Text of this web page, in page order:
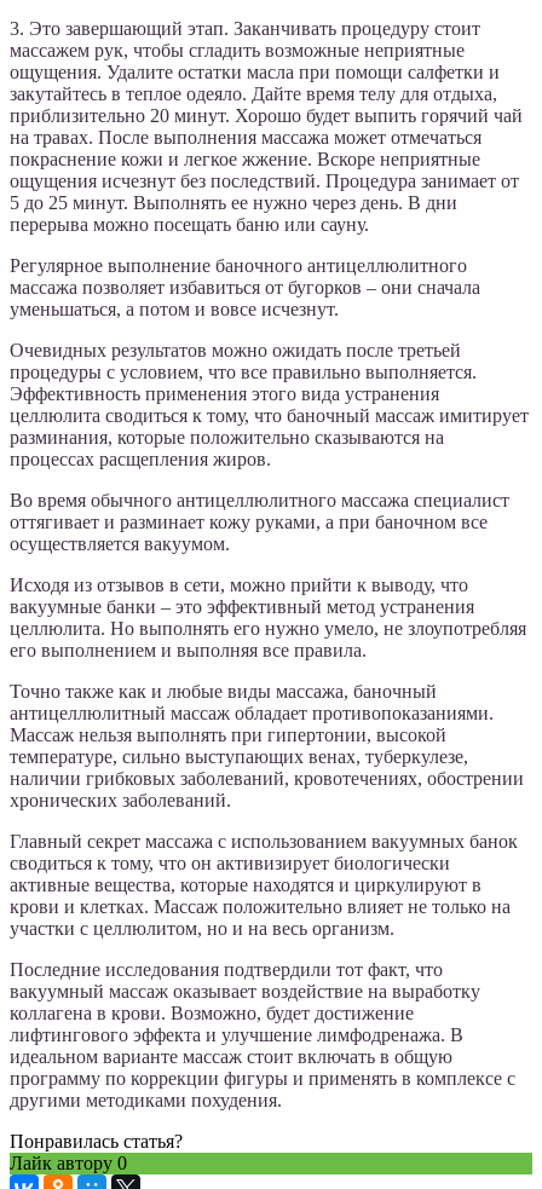
3. Это завершающий этап. Заканчивать процедуру стоит
массажем рук, чтобы сгладить возможные неприятные
ощущения. Удалите остатки масла при помощи салфетки и
закутайтесь в теплое одеяло. Дайте время телу для отдыха,
приблизительно 20 минут. Хорошо будет выпить горячий чай
на травах. После выполнения массажа может отмечаться
покраснение кожи и легкое жжение. Вскоре неприятные
ощущения исчезнут без последствий. Процедура занимает от
5 до 25 минут. Выполнять ее нужно через день. В дни
перерыва можно посещать баню или сауну.
Регулярное выполнение баночного антицеллюлитного
массажа позволяет избавиться от бугорков – они сначала
уменьшаться, а потом и вовсе исчезнут.
Очевидных результатов можно ожидать после третьей
процедуры с условием, что все правильно выполняется.
Эффективность применения этого вида устранения
целлюлита сводиться к тому, что баночный массаж имитирует
разминания, которые положительно сказываются на
процессах расщепления жиров.
Во время обычного антицеллюлитного массажа специалист
оттягивает и разминает кожу руками, а при баночном все
осуществляется вакуумом.
Исходя из отзывов в сети, можно прийти к выводу, что
вакуумные банки – это эффективный метод устранения
целлюлита. Но выполнять его нужно умело, не злоупотребляя
его выполнением и выполняя все правила.
Точно также как и любые виды массажа, баночный
антицеллюлитный массаж обладает противопоказаниями.
Массаж нельзя выполнять при гипертонии, высокой
температуре, сильно выступающих венах, туберкулезе,
наличии грибковых заболеваний, кровотечениях, обострении
хронических заболеваний.
Главный секрет массажа с использованием вакуумных банок
сводиться к тому, что он активизирует биологически
активные вещества, которые находятся и циркулируют в
крови и клетках. Массаж положительно влияет не только на
участки с целлюлитом, но и на весь организм.
Последние исследования подтвердили тот факт, что
вакуумный массаж оказывает воздействие на выработку
коллагена в крови. Возможно, будет достижение
лифтингового эффекта и улучшение лимфодренажа. В
идеальном варианте массаж стоит включать в общую
программу по коррекции фигуры и применять в комплексе с
другими методиками похудения.
Понравилась статья?
Лайк автору 0